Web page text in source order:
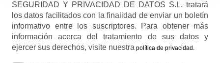
SEGURIDAD Y PRIVACIDAD DE DATOS S.L. tratará
los datos facilitados con la finalidad de enviar un boletín
informativo entre los suscriptores. Para obtener más
información acerca del tratamiento de sus datos y
ejercer sus derechos, visite nuestra política de privacidad .